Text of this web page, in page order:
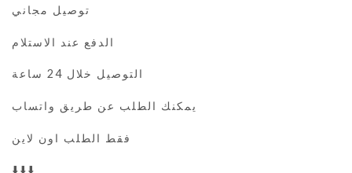
توصيل مجاني
الدفع عند الاستلام
التوصيل خلال 24 ساعة
يمكنك الطلب عن طريق واتساب
فقط الطلب اون لاين
⬇️⬇️⬇️